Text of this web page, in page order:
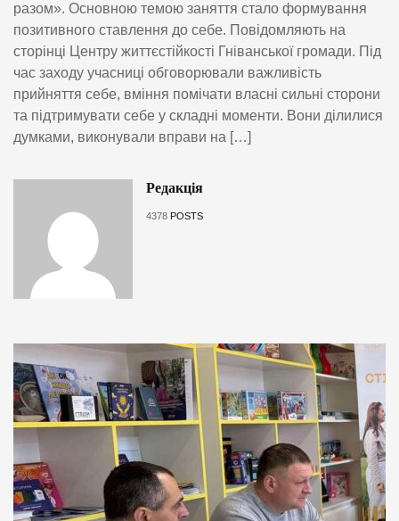
разом». Основною темою заняття стало формування
позитивного ставлення до себе. Повідомляють на
сторінці Центру життєстійкості Гніванської громади. Під
час заходу учасниці обговорювали важливість
прийняття себе, вміння помічати власні сильні сторони
та підтримувати себе у складні моменти. Вони ділилися
думками, виконували вправи на […]
Редакція
4378 POSTS